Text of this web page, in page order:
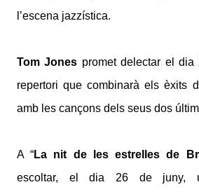
l’escena jazzística.
Tom Jones promet delectar el
repertori que combinarà els èxits
amb les cançons dels seus dos
A “La nit de les estrelles de
escoltar, el dia 26 de juny,